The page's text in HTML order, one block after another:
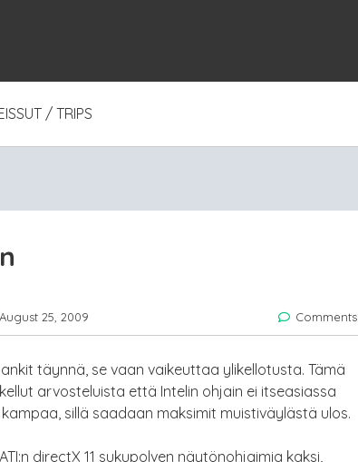
/ TRIPS
August 25, 2009 Comments
täynnä, se vaan vaikeuttaa ylikellotusta. Tämä
arvosteluista että Intelin ohjain ei itseasiassa
sillä saadaan maksimit muistiväylästä ulos.
directX 11 sukupolven näytönohjaimia kaksi,